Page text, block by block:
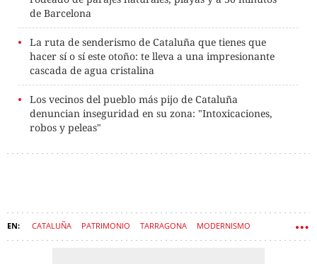
de Barcelona
La ruta de senderismo de Cataluña que tienes que
hacer sí o sí este otoño: te lleva a una impresionante
cascada de agua cristalina
Los vecinos del pueblo más pijo de Cataluña
denuncian inseguridad en su zona: "Intoxicaciones,
robos y peleas"
CATALUÑA PATRIMONIO TARRAGONA MODERNISMO